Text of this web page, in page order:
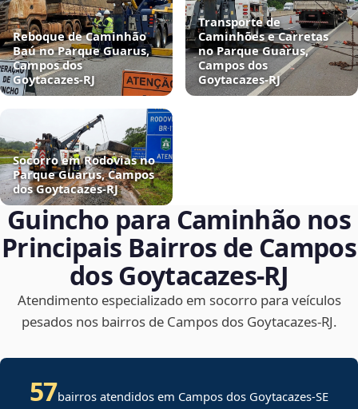
Reboque de Caminhão
Baú no Parque Guarus,
Campos dos
Goytacazes‑RJ
Transporte de
Caminhões e Carretas
no Parque Guarus,
Campos dos
Goytacazes‑RJ
Socorro em Rodovias no
Parque Guarus, Campos
dos Goytacazes‑RJ
Guincho para Caminhão nos
Principais Bairros de Campos
dos Goytacazes‑RJ
Atendimento especializado em socorro para veículos
pesados nos bairros de Campos dos Goytacazes‑RJ.
57bairros atendidos em Campos dos Goytacazes-SE